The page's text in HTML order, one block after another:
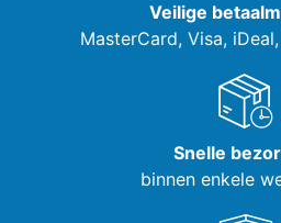
Veilige
MasterCard, Visa,
Snelle
binnen enkele